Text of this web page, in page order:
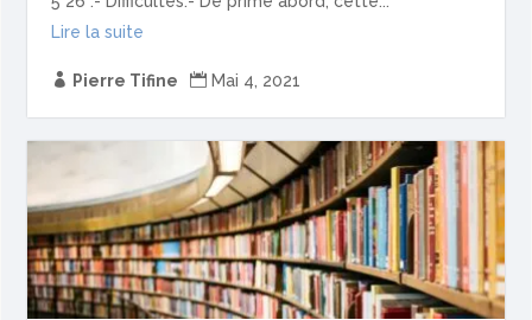
Lire la suite
 Pierre Tifine  Mai 4, 2021